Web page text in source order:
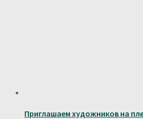
Приглашаем художников на